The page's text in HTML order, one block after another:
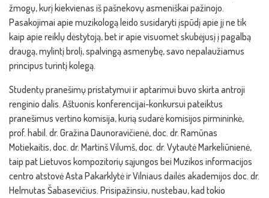
žmogų, kurį kiekvienas iš pašnekovų asmeniškai pažinojo.
Pasakojimai apie muzikologą leido susidaryti įspūdį apie jį ne tik
kaip apie reiklų dėstytoją, bet ir apie visuomet skubėjusį į pagalbą
draugą, mylintį brolį, spalvingą asmenybę, savo nepalaužiamus
principus turintį kolegą.
Studentų pranešimų pristatymui ir aptarimui buvo skirta antroji
renginio dalis. Aštuonis konferencijai-konkursui pateiktus
pranešimus vertino komisija, kurią sudarė komisijos pirmininkė,
prof. habil. dr. Gražina Daunoravičienė, doc. dr. Ramūnas
Motiekaitis, doc. dr. Martinš Vilumš, doc. dr. Vytautė Markeliūnienė,
taip pat Lietuvos kompozitorių sąjungos bei Muzikos informacijos
centro atstovė Asta Pakarklytė ir Vilniaus dailės akademijos doc. dr.
Helmutas Šabasevičius. Prisipažinsiu, nustebau, kad tokio